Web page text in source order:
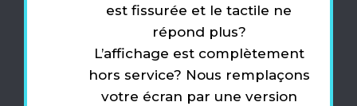
est fissurée et le tactile ne
répond plus?
L’affichage est complètement
hors service? Nous remplaçons
votre écran par une version